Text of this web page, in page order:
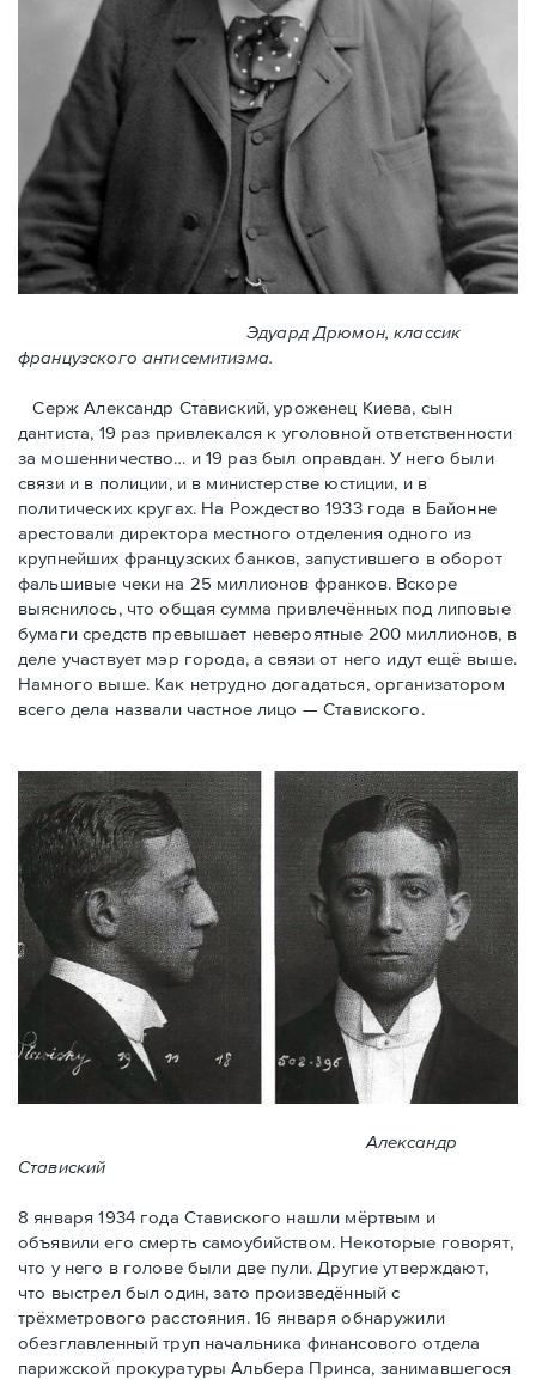
Эдуард Дрюмон, классик
французского антисемитизма.
Серж Александр Ставиский, уроженец Киева, сын
дантиста, 19 раз привлекался к уголовной ответственности
за мошенничество… и 19 раз был оправдан. У него были
связи и в полиции, и в министерстве юстиции, и в
политических кругах. На Рождество 1933 года в Байoнне
арестовали директора местного отделения одного из
крупнейших французских банков, запустившего в оборот
фальшивые чеки на 25 миллионов франков. Вскоре
выяснилось, что общая сумма привлечённых под липовые
бумаги средств превышает невероятные 200 миллионов, в
деле участвует мэр города, a связи от него идут ещё выше.
Намного выше. Как нетрудно догадаться, организатором
всего дела назвали частное лицо — Ставиского.
Александр
Ставиский
8 января 1934 года Ставиского нашли мёртвым и
объявили его смерть самоубийством. Некоторые говорят,
что у него в голове были две пули. Другие утверждают,
что выстрел был один, зато произведённый с
трёхметровoго расстояния. 16 января обнаружили
обезглавленный труп начальника финансового отдела
парижской прокуратуры Альбера Принса, занимавшегося